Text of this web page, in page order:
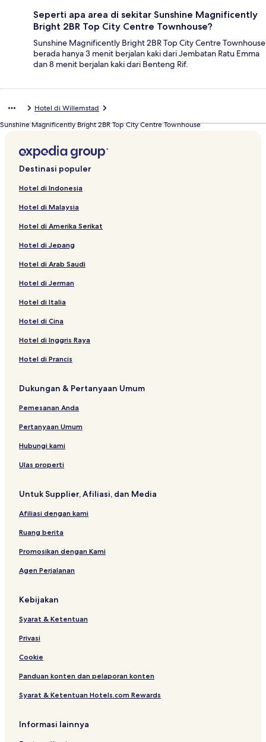
Seperti apa area di sekitar Sunshine Magnificently
Bright 2BR Top City Centre Townhouse?
Sunshine Magnificently Bright 2BR Top City Centre Townhouse
berada hanya 3 menit berjalan kaki dari Jembatan Ratu Emma
dan 8 menit berjalan kaki dari Benteng Rif.
Hotel di Willemstad
Sunshine Magnificently Bright 2BR Top City Centre Townhouse
Destinasi populer
Hotel di Indonesia
Hotel di Malaysia
Hotel di Amerika Serikat
Hotel di Jepang
Hotel di Arab Saudi
Hotel di Jerman
Hotel di Italia
Hotel di Cina
Hotel di Inggris Raya
Hotel di Prancis
Dukungan & Pertanyaan Umum
Pemesanan Anda
Pertanyaan Umum
Hubungi kami
Ulas properti
Untuk Supplier, Afiliasi, dan Media
Afiliasi dengan kami
Ruang berita
Promosikan dengan Kami
Agen Perjalanan
Kebijakan
Syarat & Ketentuan
Privasi
Cookie
Panduan konten dan pelaporan konten
Syarat & Ketentuan Hotels.com Rewards
Informasi lainnya